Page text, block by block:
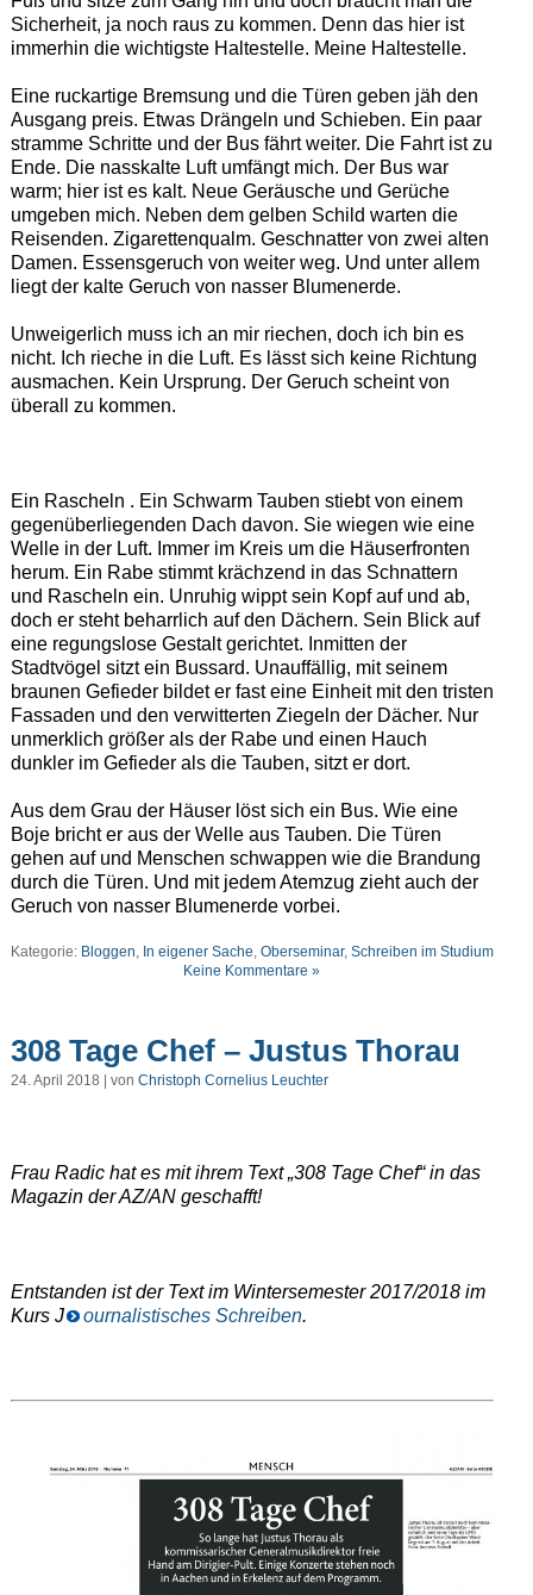
Sicherheit, ja noch raus zu kommen. Denn das hier ist
immerhin die wichtigste Haltestelle. Meine Haltestelle.
Eine ruckartige Bremsung und die Türen geben jäh den
Ausgang preis. Etwas Drängeln und Schieben. Ein paar
stramme Schritte und der Bus fährt weiter. Die Fahrt ist zu
Ende. Die nasskalte Luft umfängt mich. Der Bus war
warm; hier ist es kalt. Neue Geräusche und Gerüche
umgeben mich. Neben dem gelben Schild warten die
Reisenden. Zigarettenqualm. Geschnatter von zwei alten
Damen. Essensgeruch von weiter weg. Und unter allem
liegt der kalte Geruch von nasser Blumenerde.
Unweigerlich muss ich an mir riechen, doch ich bin es
nicht. Ich rieche in die Luft. Es lässt sich keine Richtung
ausmachen. Kein Ursprung. Der Geruch scheint von
überall zu kommen.
Ein Rascheln . Ein Schwarm Tauben stiebt von einem
gegenüberliegenden Dach davon. Sie wiegen wie eine
Welle in der Luft. Immer im Kreis um die Häuserfronten
herum. Ein Rabe stimmt krächzend in das Schnattern
und Rascheln ein. Unruhig wippt sein Kopf auf und ab,
doch er steht beharrlich auf den Dächern. Sein Blick auf
eine regungslose Gestalt gerichtet. Inmitten der
Stadtvögel sitzt ein Bussard. Unauffällig, mit seinem
braunen Gefieder bildet er fast eine Einheit mit den tristen
Fassaden und den verwitterten Ziegeln der Dächer. Nur
unmerklich größer als der Rabe und einen Hauch
dunkler im Gefieder als die Tauben, sitzt er dort.
Aus dem Grau der Häuser löst sich ein Bus. Wie eine
Boje bricht er aus der Welle aus Tauben. Die Türen
gehen auf und Menschen schwappen wie die Brandung
durch die Türen. Und mit jedem Atemzug zieht auch der
Geruch von nasser Blumenerde vorbei.
Kategorie: Bloggen In eigener Sache Oberseminar, Schreiben im Studium
Keine Kommentare »
308 Tage Chef – Justus Thorau
24. April 2018 | von Christoph Cornelius Leuchter
Frau Radic hat es mit ihrem Text „308 Tage Chef“ in das
Magazin der AZ/AN geschafft!
Entstanden ist der Text im Wintersemester 2017/2018 im
Kurs J
ournalistisches Schreiben.